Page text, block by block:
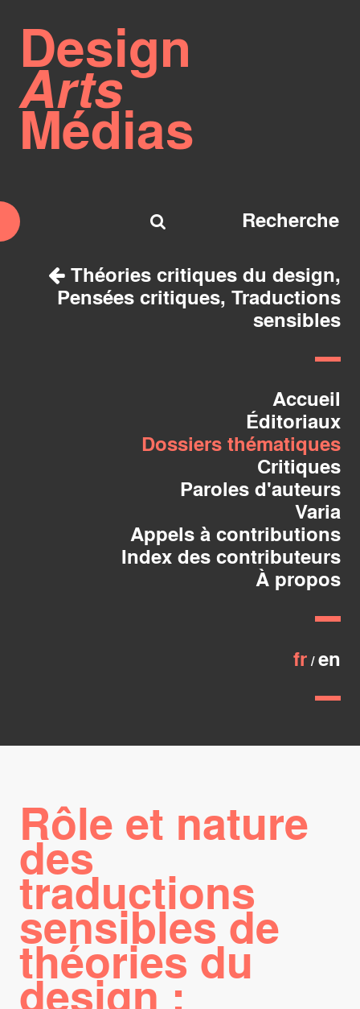
Design
Arts
Médias
Théories critiques du design,
Pensées critiques, Traductions
sensibles
Accueil
Éditoriaux
Dossiers thématiques
Critiques
Paroles d'auteurs
Varia
Appels à contributions
Index des contributeurs
À propos
fr en
Rôle et nature
des
traductions
sensibles de
théories du
design :